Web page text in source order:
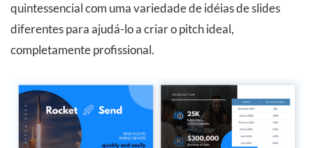
quintessencial com uma variedade de idéias de slides
diferentes para ajudá-lo a criar o pitch ideal,
completamente profissional.